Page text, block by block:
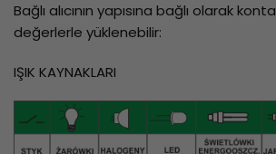
Bağlı alıcının yapısına bağlı olarak
değerlerle yüklenebilir:
IŞIK KAYNAKLARI